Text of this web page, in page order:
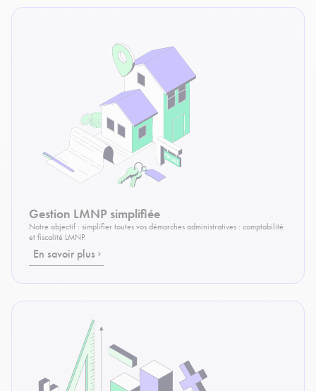
Gestion LMNP simplifiée
Notre objectif : simplifier toutes vos démarches administratives : comptabilité
et fiscalité LMNP.
En savoir plus